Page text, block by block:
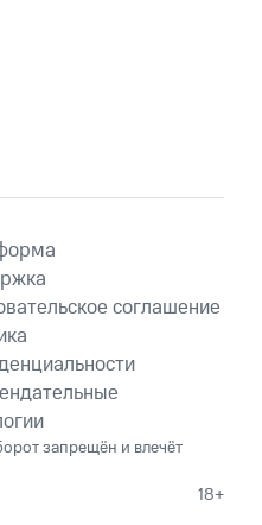
соглашение
запрещён и влечёт
18+